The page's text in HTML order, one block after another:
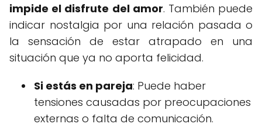
impide el disfrute del amor. También puede
indicar nostalgia por una relación pasada o
la sensación de estar atrapado en una
situación que ya no aporta felicidad.
Si estás en pareja: Puede haber
tensiones causadas por preocupaciones
externas o falta de comunicación.